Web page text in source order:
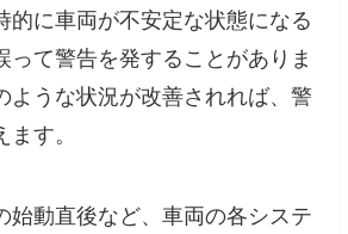
的に車両が不安定な状態になる
って警告を発することがありま
ような状況が改善されれば、警
す。
始動直後など、車両の各システ